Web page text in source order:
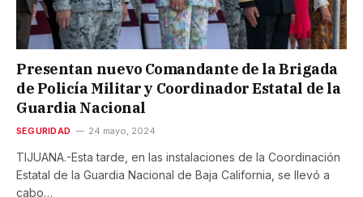
Presentan nuevo Comandante de la Brigada
de Policía Militar y Coordinador Estatal de la
Guardia Nacional
SEGURIDAD 24 mayo, 2024
TIJUANA.-Esta tarde, en las instalaciones de la Coordinación
Estatal de la Guardia Nacional de Baja California, se llevó a
cabo…